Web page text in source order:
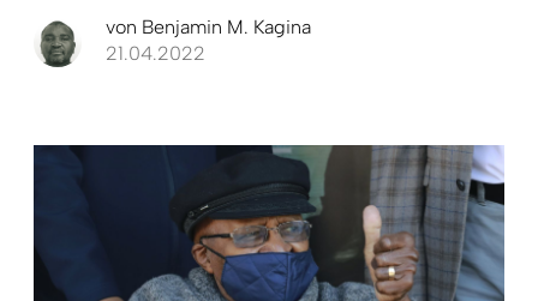
von Benjamin M. Kagina
21.04.2022